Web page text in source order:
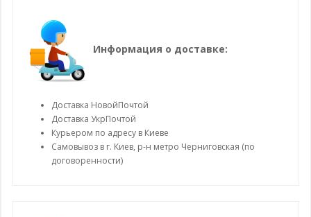
Информация о доставке:
Доставка НовойПочтой
Доставка УкрПочтой
Курьером по адресу в Киеве
Самовывоз в г. Киев, р-н метро Черниговская (по
договоренности)